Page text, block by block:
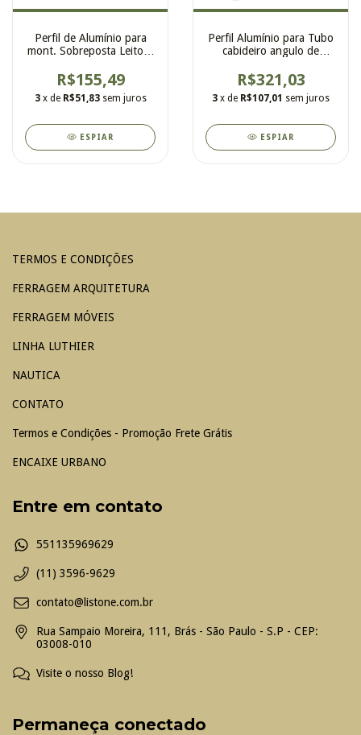
Perfil de Alumínio para
mont. Sobreposta Leitosa
R$155,49
3 x de R$51,83 sem juros
ESPIAR
Perfil Alumínio para Tubo
cabideiro angulo de
R$321,03
3 x de R$107,01 sem juros
ESPIAR
TERMOS E CONDIÇÕES
FERRAGEM ARQUITETURA
FERRAGEM MÓVEIS
LINHA LUTHIER
NAUTICA
CONTATO
Termos e Condições - Promoção Frete Grátis
ENCAIXE URBANO
Entre em contato
551135969629
(11) 3596-9629
contato@listone.com.br
Rua Sampaio Moreira, 111, Brás - São Paulo - S.P - CEP:
03008-010
Visite o nosso Blog!
Permaneça conectado